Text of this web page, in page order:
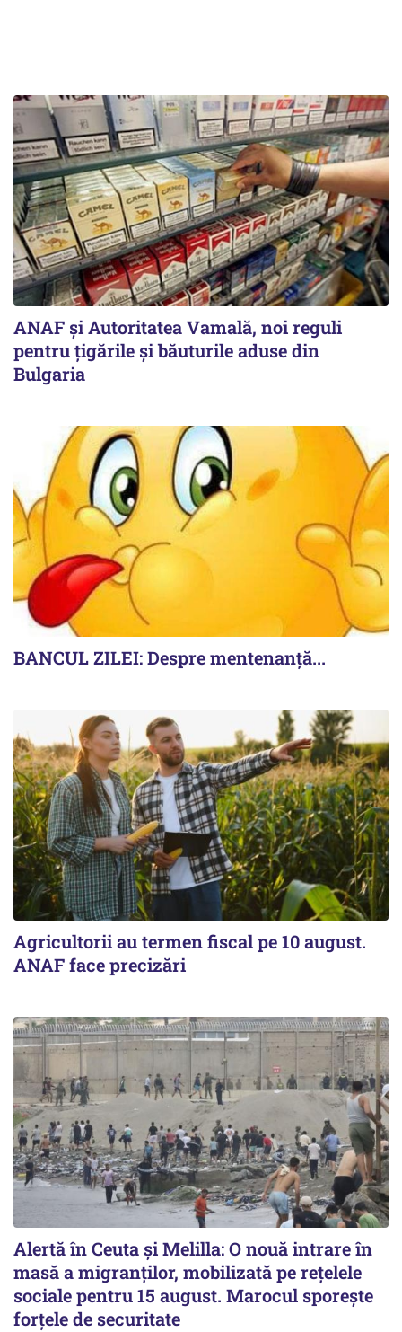
ANAF și Autoritatea Vamală, noi reguli
pentru țigările și băuturile aduse din
Bulgaria
BANCUL ZILEI: Despre mentenanță...
Agricultorii au termen fiscal pe 10 august.
ANAF face precizări
Alertă în Ceuta și Melilla: O nouă intrare în
masă a migranților, mobilizată pe rețelele
sociale pentru 15 august. Marocul sporește
forțele de securitate